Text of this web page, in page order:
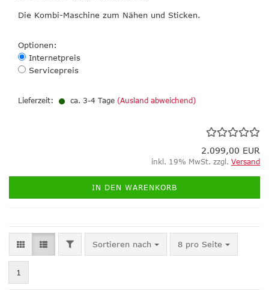
Die Kombi-Maschine zum Nähen und Sticken.
Optionen:
Internetpreis
Servicepreis
Lieferzeit: ca. 3-4 Tage (Ausland abweichend)
2.099,00 EUR
inkl. 19% MwSt. zzgl. Versand
IN DEN WARENKORB
FILTERSortieren nach
Sortieren nach 8 pro Seite
pro Seite
1